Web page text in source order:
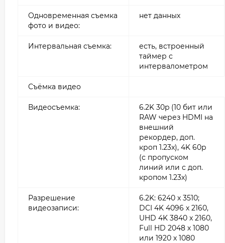
Одновременная съемка
фото и видео:
нет данных
Интервальная съемка:
есть, встроенный
таймер с
интервалометром
Съёмка видео
Видеосъемка:
6.2K 30p (10 бит или
RAW через HDMI на
внешний
рекордер, доп.
кроп 1.23x), 4K 60p
(с пропуском
линий или с доп.
кропом 1.23х)
Разрешение
видеозаписи:
6.2K: 6240 x 3510;
DCI 4K 4096 х 2160,
UHD 4K 3840 x 2160,
Full HD 2048 х 1080
или 1920 х 1080